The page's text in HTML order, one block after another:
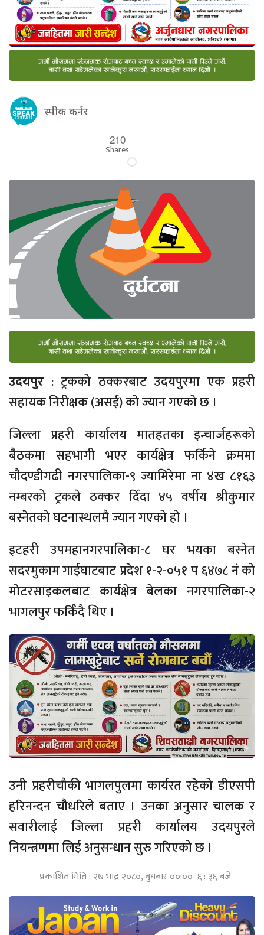
स्पीक कर्नर
210
Shares
उदयपुर : ट्रकको ठक्करबाट उदयपुरमा एक प्रहरी
सहायक निरीक्षक (असई) को ज्यान गएको छ ।
जिल्ला प्रहरी कार्यालय मातहतका इन्चार्जहरूको
बैठकमा सहभागी भएर कार्यक्षेत्र फर्किने क्रममा
चौदण्डीगढी नगरपालिका-९ ज्यामिरेमा ना ४ख ८१६३
नम्बरको ट्रकले ठक्कर दिँदा ४५ वर्षीय श्रीकुमार
बस्नेतको घटनास्थलमै ज्यान गएको हो ।
इटहरी उपमहानगरपालिका-८ घर भयका बस्नेत
सदरमुकाम गाईघाटबाट प्रदेश १-२-०५१ प ६४७८ नं को
मोटरसाइकलबाट कार्यक्षेत्र बेलका नगरपालिका-२
भागलपुर फर्किँदै थिए ।
उनी प्रहरीचौकी भागलपुलमा कार्यरत रहेको डीएसपी
हरिनन्दन चौधरिले बताए । उनका अनुसार चालक र
सवारीलाई जिल्ला प्रहरी कार्यालय उदयपुरले
नियन्त्रणमा लिई अनुसन्धान सुरु गरिएको छ ।
प्रकाशित मिति : २७ भाद्र २०८०, बुधबार ००:०० ६ : ३६ बजे